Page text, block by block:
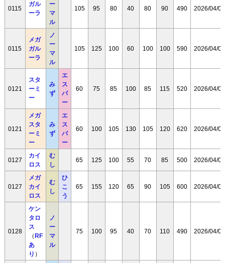
0115
ガル
ーラ
ー
マ
ル
105 95 80 40 80 90 490 2026/04/08
0115
メガ
ガル
ーラ
ノ
ー
マ
ル
105 125 100 60 100 100 590 2026/04/08
0121
スタ
ーミ
ー
み
ず
エ
ス
パ
ー
60 75 85 100 85 115 520 2026/04/08
0121
メガ
スタ
ーミ
ー
み
ず
エ
ス
パ
ー
60 100 105 130 105 120 620 2026/04/08
0127
カイ
ロス
む
し
65 125 100 55 70 85 500 2026/04/08
0127
メガ
カイ
ロス
む
し
ひ
こ
う
65 155 120 65 90 105 600 2026/04/08
0128
ケン
タロ
ス
（ RF
あ
り ）
ノ
ー
マ
ル
75 100 95 40 70 110 490 2026/04/08